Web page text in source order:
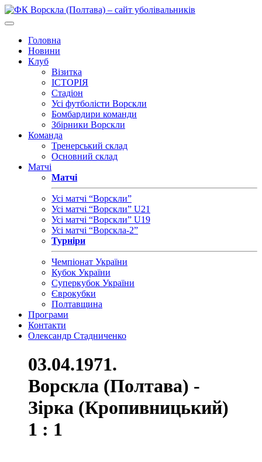
Головна
Новини
Клуб
Візитка
ІСТОРІЯ
Стадіон
Усі футболісти Ворскли
Бомбардири команди
Збірники Ворскли
Команда
Тренерський склад
Основний склад
Матчі
Матчі
Усі матчі “Ворскли”
Усі матчі “Ворскли” U21
Усі матчі “Ворскли” U19
Усі матчі “Ворскла-2”
Турніри
Чемпіонат України
Кубок України
Суперкубок України
Єврокубки
Полтавщина
Програми
Контакти
Олександр Стадниченко
03.04.1971.
Ворскла (Полтава) -
Зірка (Кропивницький)
1 : 1